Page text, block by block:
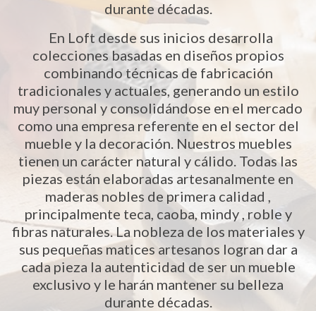
durante décadas.
En Loft desde sus inicios desarrolla
colecciones basadas en diseños propios
combinando técnicas de fabricación
tradicionales y actuales, generando un estilo
muy personal y consolidándose en el mercado
como una empresa referente en el sector del
mueble y la decoración. Nuestros muebles
tienen un carácter natural y cálido. Todas las
piezas están elaboradas artesanalmente en
maderas nobles de primera calidad ,
principalmente teca, caoba, mindy , roble y
fibras naturales. La nobleza de los materiales y
sus pequeñas matices artesanos logran dar a
cada pieza la autenticidad de ser un mueble
exclusivo y le harán mantener su belleza
durante décadas.